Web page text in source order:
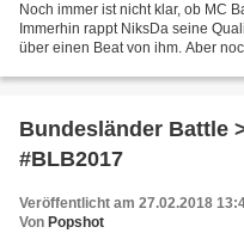
Noch immer ist nicht klar, ob MC
Immerhin rappt NiksDa seine
über einen Beat von ihm. Aber
Bundesländer Battle
#BLB2017
Veröffentlicht am 27.02.2018
Von Popshot